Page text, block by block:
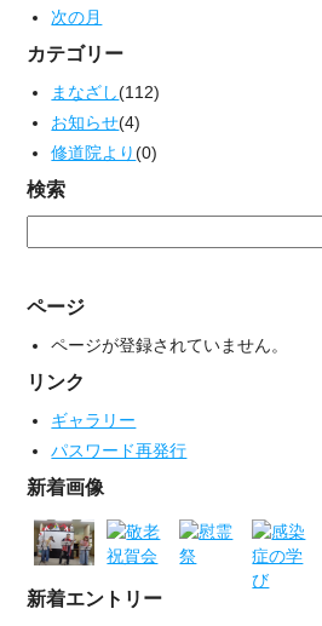
次の月
カテゴリー
まなざし(112)
お知らせ(4)
修道院より(0)
検索
ページ
ページが登録されていません。
リンク
ギャラリー
パスワード再発行
新着画像
新着エントリー